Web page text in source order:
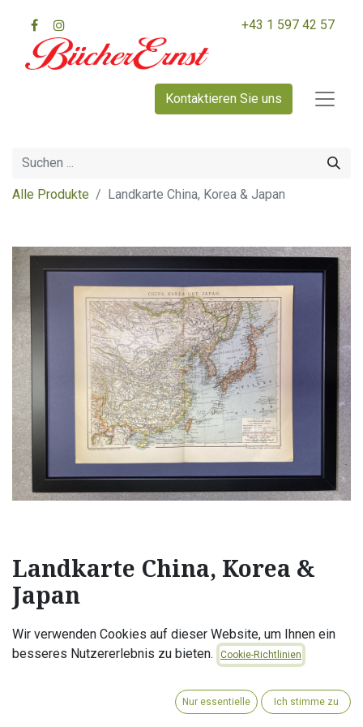
+43 1 597 42 57
Kontaktieren Sie uns
Alle Produkte Landkarte China, Korea & Japan
Landkarte China, Korea &
Japan
Alle Karten sind in einem schwarzen und schmalen Rahmen
mit der Größe: 30x40cm gerahmt. Aufhänge Vorrichtung
Einrisse aufweisen und sind im guten bis sehr guten
Wir verwenden Cookies auf dieser Website, um Ihnen ein
besseres Nutzererlebnis zu bieten.
Cookie-Richtlinien
Nur essentielle Ich stimme zu